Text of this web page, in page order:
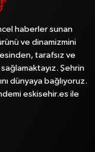
haberler sunan
ve dinamizmini
tarafsız ve
sağlamaktayız. Şehrin
dünyaya bağlıyoruz.
eskisehir.es ile